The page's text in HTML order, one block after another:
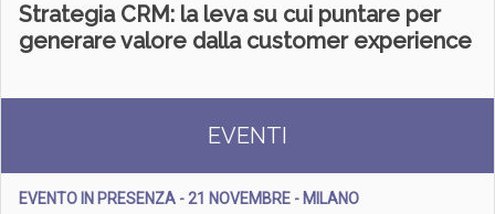
Strategia CRM: la leva su cui puntare per
generare valore dalla customer experience
EVENTI
EVENTO IN PRESENZA - 21 NOVEMBRE - MILANO